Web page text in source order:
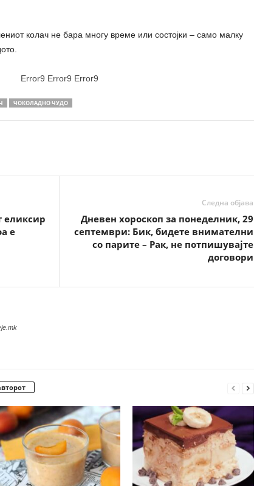
колач не бара многу време или состојки – само малку
Error9 Error9 Error9
ЧОКОЛАДНО ЧУДО
еликсир
е
Следна објава
Дневен хороскоп за понеделник, 29
септември: Бик, бидете внимателни
со парите – Рак, не потпишувајте
договори